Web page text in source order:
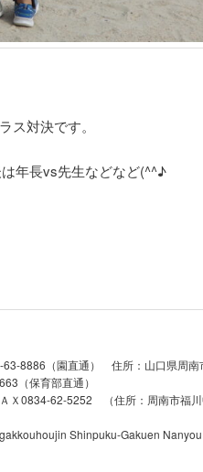
ス対決です。
年長vs先生などなど(^^♪
63-8886（園直通） 住所：山口県周
（保育部直通）
0834-62-5252 （住所：周南市福川
Shinpuku-Gakuen